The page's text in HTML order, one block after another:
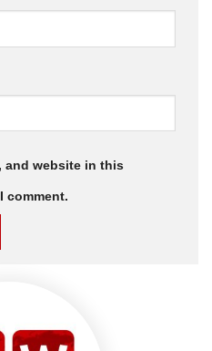
and website in this
comment.